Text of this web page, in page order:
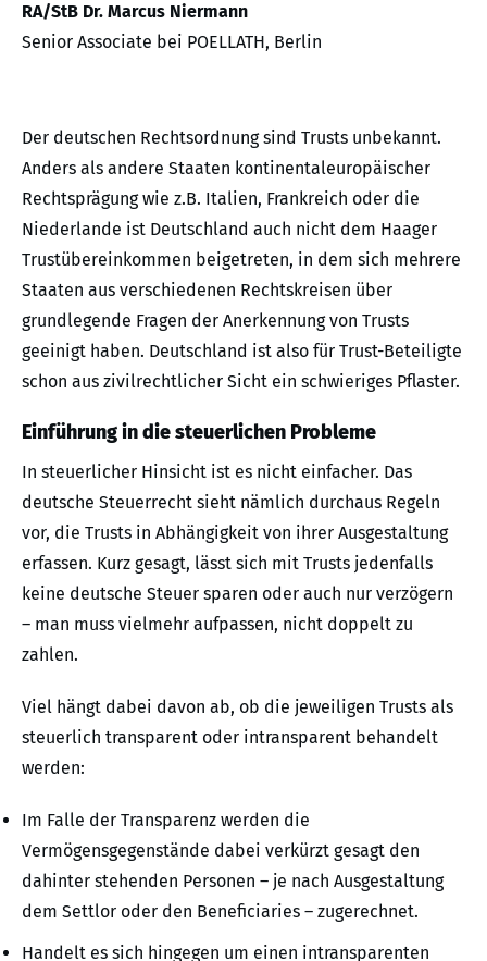
RA/StB Dr. Marcus Niermann
Senior Associate bei POELLATH, Berlin
Der deutschen Rechtsordnung sind Trusts unbekannt.
Anders als andere Staaten kontinentaleuropäischer
Rechtsprägung wie z.B. Italien, Frankreich oder die
Niederlande ist Deutschland auch nicht dem Haager
Trustübereinkommen beigetreten, in dem sich mehrere
Staaten aus verschiedenen Rechtskreisen über
grundlegende Fragen der Anerkennung von Trusts
geeinigt haben. Deutschland ist also für Trust-Beteiligte
schon aus zivilrechtlicher Sicht ein schwieriges Pflaster.
Einführung in die steuerlichen Probleme
In steuerlicher Hinsicht ist es nicht einfacher. Das
deutsche Steuerrecht sieht nämlich durchaus Regeln
vor, die Trusts in Abhängigkeit von ihrer Ausgestaltung
erfassen. Kurz gesagt, lässt sich mit Trusts jedenfalls
keine deutsche Steuer sparen oder auch nur verzögern
– man muss vielmehr aufpassen, nicht doppelt zu
zahlen.
Viel hängt dabei davon ab, ob die jeweiligen Trusts als
steuerlich transparent oder intransparent behandelt
werden:
Im Falle der Transparenz werden die
Vermögensgegenstände dabei verkürzt gesagt den
dahinter stehenden Personen – je nach Ausgestaltung
dem Settlor oder den Beneficiaries – zugerechnet.
Handelt es sich hingegen um einen intransparenten